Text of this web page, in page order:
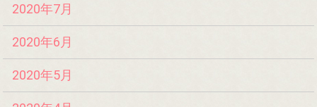
2020年7月
2020年6月
2020年5月